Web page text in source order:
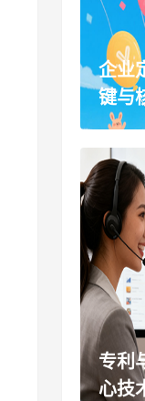
企业
键与
专利
心技